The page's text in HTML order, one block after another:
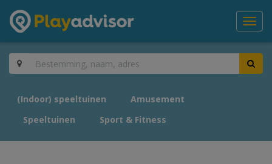
(Indoor) speeltuinen
Amusement
Speeltuinen
Sport & Fitness